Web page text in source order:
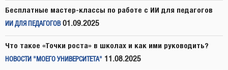
Бесплатные мастер-классы по работе с ИИ для педагогов
ИИ ДЛЯ ПЕДАГОГОВ 01.09.2025
Что такое «Точки роста» в школах и как ими руководить?
НОВОСТИ "МОЕГО УНИВЕРСИТЕТА" 11.08.2025